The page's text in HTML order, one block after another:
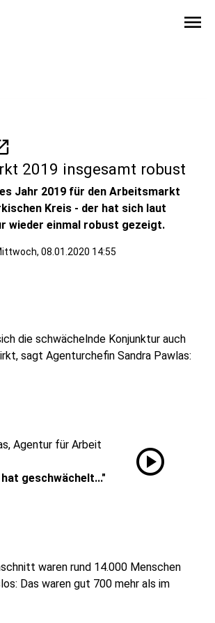
menu
2019 insgesamt robust
Jahr 2019 für den Arbeitsmarkt
Kreis - der hat sich laut
wieder einmal robust gezeigt.
08.01.2020 14:55
die schwächelnde Konjunktur auch
sagt Agenturchefin Sandra Pawlas:
Agentur für Arbeit
geschwächelt..."
play_circle
waren rund 14.000 Menschen
Das waren gut 700 mehr als im